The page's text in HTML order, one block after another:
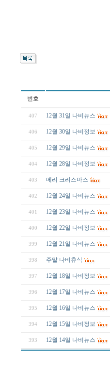
번호
407 12월 31일 나비뉴스
406 12월 30일 나비정보
405 12월 29일 나비뉴스
404 12월 28일 나비정보
403 메리 크리스마스
402 12월 24일 나비뉴스
401 12월 23일 나비뉴스
400 12월 22일 나비정보
399 12월 21일 나비뉴스
398 주말 나비휴식
397 12월 18일 나비정보
396 12월 17일 나비뉴스
395 12월 16일 나비뉴스
394 12월 15일 나비정보
393 12월 14일 나비뉴스